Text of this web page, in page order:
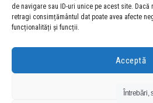
de navigare sau ID-uri unice pe acest site.
retragi consimțământul dat poate avea afecte
funcționalități și funcții.
Acceptă
Refuză
o
k
b
Descărcați programul NonVisual
persoanelor cu dizabilități vizuale
COPYRIGHT © 2026 ŞCOALA GIMNAZIALĂ
Întrebări,